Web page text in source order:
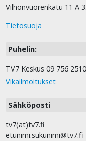
Vilhonvuorenkatu 11 A
Tietosuoja
Puhelin:
TV7 Keskus 09 756
Vikailmoitukset
Sähköposti
tv7(at)tv7.fi
etunimi.sukunimi@tv7.fi